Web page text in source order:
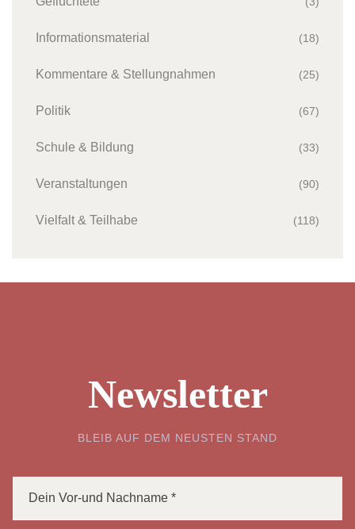
Informationsmaterial (18)
Kommentare & Stellungnahmen (25)
Politik (67)
Schule & Bildung (33)
Veranstaltungen (90)
Vielfalt & Teilhabe (118)
Newsletter
BLEIB AUF DEM NEUSTEN STAND